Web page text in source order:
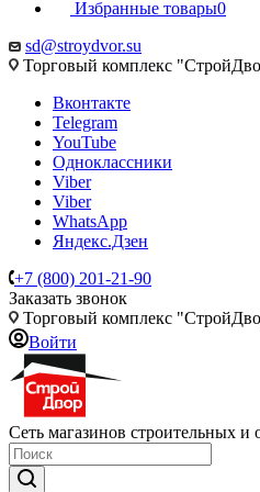
Избранные товары0
sd@stroydvor.su
Торговый комплекс
Вконтакте
Telegram
YouTube
Одноклассники
Viber
Viber
WhatsApp
Яндекс.Дзен
+7 (800) 201-21-90
Заказать звонок
Торговый комплекс
Войти
Сеть магазинов строительных и